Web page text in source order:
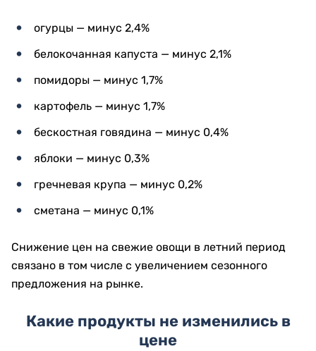
огурцы — минус 2,4%
белокочанная капуста — минус 2,1%
помидоры — минус 1,7%
картофель — минус 1,7%
бескостная говядина — минус 0,4%
яблоки — минус 0,3%
гречневая крупа — минус 0,2%
сметана — минус 0,1%
Снижение цен на свежие овощи в летний период
связано в том числе с увеличением сезонного
предложения на рынке.
Какие продукты не изменились в
цене